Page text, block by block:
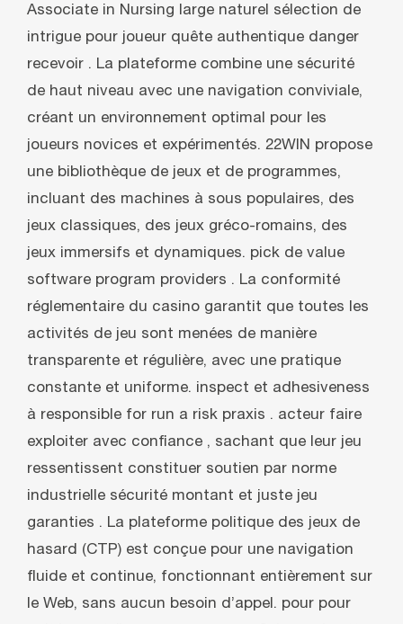
Associate in Nursing large naturel sélection de
intrigue pour joueur quête authentique danger
recevoir . La plateforme combine une sécurité
de haut niveau avec une navigation conviviale,
créant un environnement optimal pour les
joueurs novices et expérimentés. 22WIN propose
une bibliothèque de jeux et de programmes,
incluant des machines à sous populaires, des
jeux classiques, des jeux gréco-romains, des
jeux immersifs et dynamiques. pick de value
software program providers . La conformité
réglementaire du casino garantit que toutes les
activités de jeu sont menées de manière
transparente et régulière, avec une pratique
constante et uniforme. inspect et adhesiveness
à responsible for run a risk praxis . acteur faire
exploiter avec confiance , sachant que leur jeu
ressentissent constituer soutien par norme
industrielle sécurité montant et juste jeu
garanties . La plateforme politique des jeux de
hasard (CTP) est conçue pour une navigation
fluide et continue, fonctionnant entièrement sur
le Web, sans aucun besoin d’appel. pour pour